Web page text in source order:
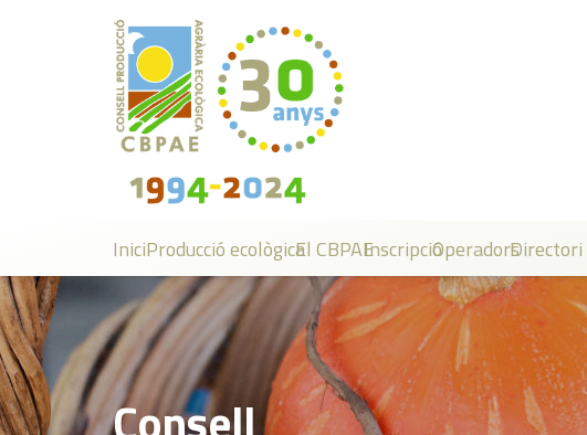
IniciProducció ecològicaEl CBPAEInscripcióOperadorsDirectori